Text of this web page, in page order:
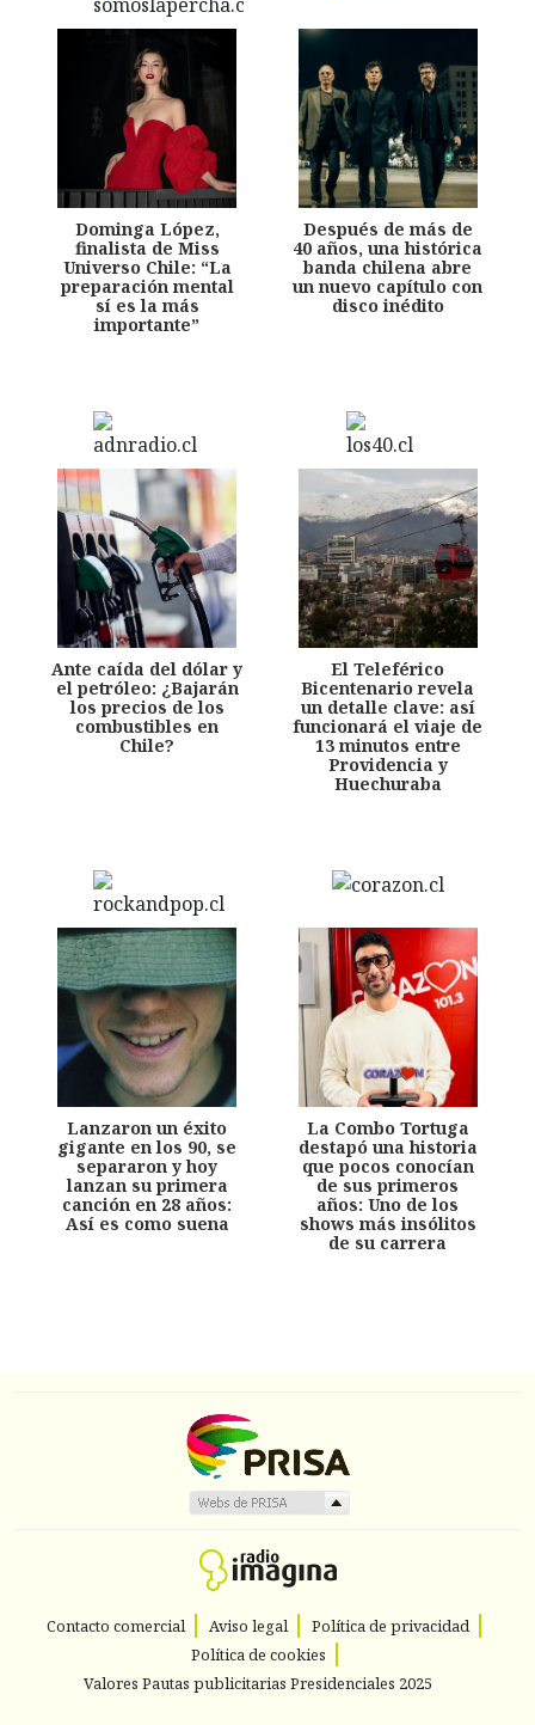
Dominga López,
finalista de Miss
Universo Chile: “La
preparación mental
sí es la más
importante”
Después de más de
40 años, una histórica
banda chilena abre
un nuevo capítulo con
disco inédito
Ante caída del dólar y
el petróleo: ¿Bajarán
los precios de los
combustibles en
Chile?
El Teleférico
Bicentenario revela
un detalle clave: así
funcionará el viaje de
13 minutos entre
Providencia y
Huechuraba
Lanzaron un éxito
gigante en los 90, se
separaron y hoy
lanzan su primera
canción en 28 años:
Así es como suena
La Combo Tortuga
destapó una historia
que pocos conocían
de sus primeros
años: Uno de los
shows más insólitos
de su carrera
Contacto comercial Aviso legal
Política de privacidad
Política de cookies
Valores Pautas publicitarias Presidenciales 2025